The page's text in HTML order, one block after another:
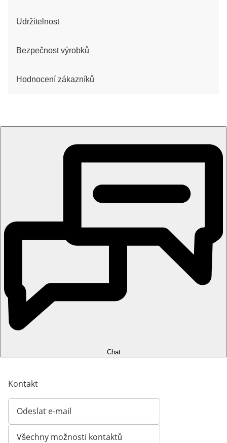
Udržitelnost
Bezpečnost výrobků
Hodnocení zákazníků
Chat
Kontakt
Odeslat e-mail
Otevírá e-mailového klienta
Všechny možnosti kontaktů